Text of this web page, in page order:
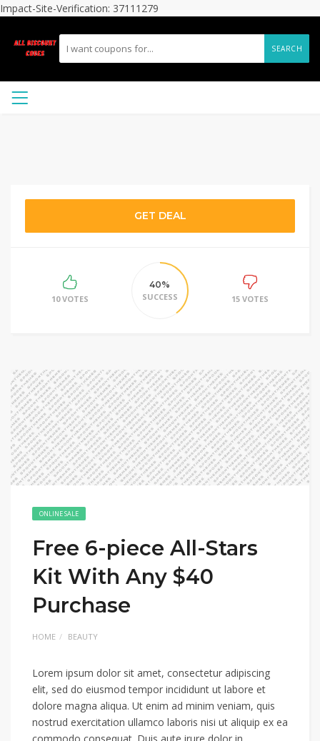
Impact-Site-Verification: 37111279
SEARCH
GET DEAL
10 VOTES
40%
SUCCESS
15 VOTES
ONLINE SALE
Free 6-piece All-Stars
Kit With Any $40
Purchase
HOME BEAUTY
Lorem ipsum dolor sit amet, consectetur adipiscing
elit, sed do eiusmod tempor incididunt ut labore et
dolore magna aliqua. Ut enim ad minim veniam, quis
nostrud exercitation ullamco laboris nisi ut aliquip ex ea